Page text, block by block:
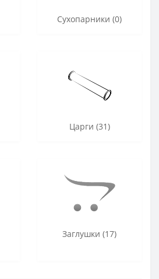
Сухопарники (0)
Царги (31)
Заглушки (17)